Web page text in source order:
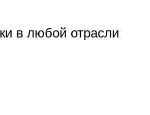
в любой отрасли